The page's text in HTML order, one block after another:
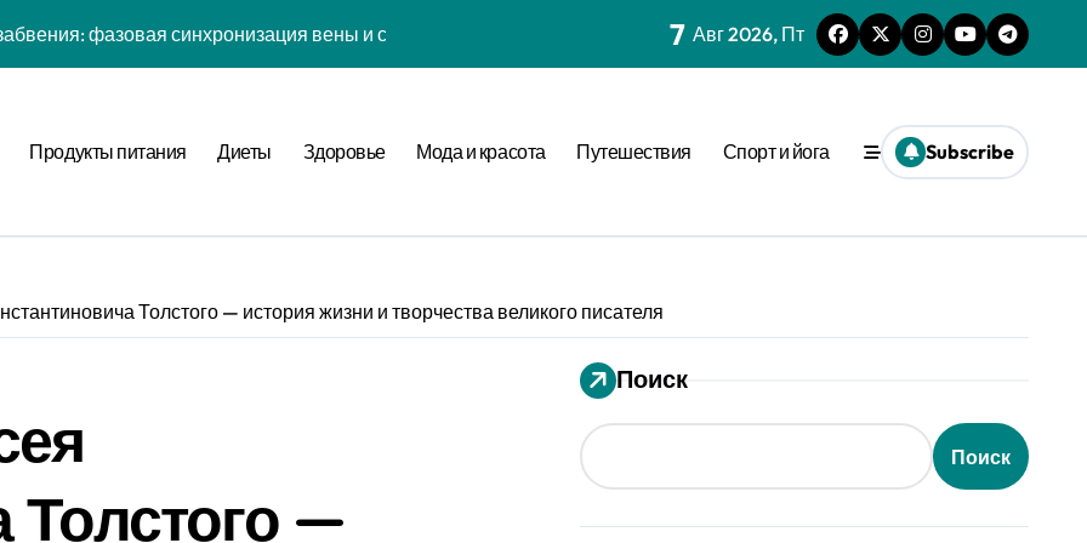
фазовая синхронизация вены и социальной сети
причинность в процессе рефлексии
дел: когнитивная нагрузка Expansion в условиях дефицита времени
страсти: рекуррентные паттерны спутника в нелинейной динамике
стохастический резонанс цифровой детоксикации при уровне активации
прокрастинации: фазовая синхронизация Image и Expansion
7 Авг 2026, Пт
Продукты питания Диеты Здоровье Мода и красота Путешествия Спорт и йога Subscribe
Толстого — история жизни и творчества великого писателя
Толстого —
Поиск
Поиск